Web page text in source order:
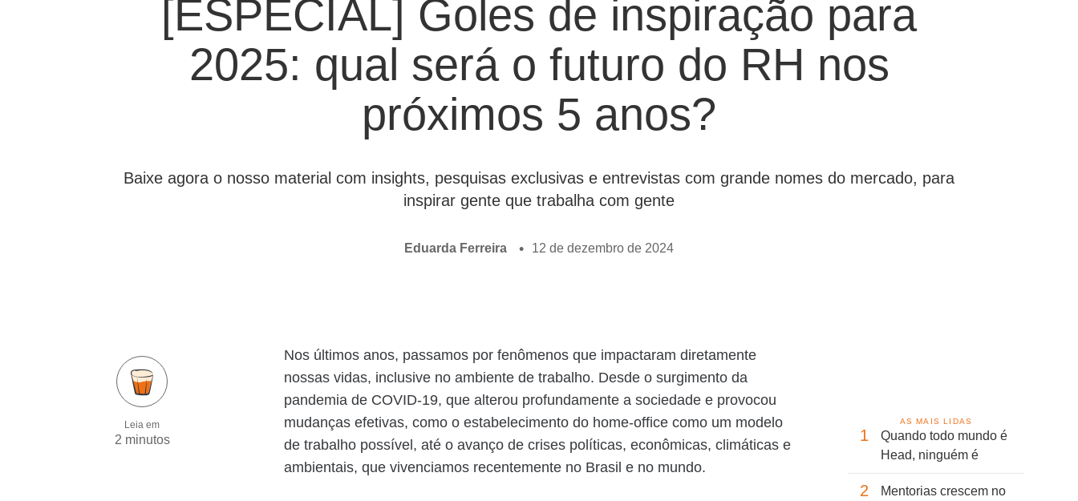
[ESPECIAL] Goles de inspiração para
2025: qual será o futuro do RH nos
próximos 5 anos?
Baixe agora o nosso material com insights, pesquisas exclusivas e entrevistas com grande nomes do mercado, para
inspirar gente que trabalha com gente
Eduarda Ferreira 12 de dezembro de 2024
Leia em
2 minutos
Nos últimos anos, passamos por fenômenos que impactaram diretamente
nossas vidas, inclusive no ambiente de trabalho. Desde o surgimento da
pandemia de COVID-19, que alterou profundamente a sociedade e provocou
mudanças efetivas, como o estabelecimento do home-office como um modelo
de trabalho possível, até o avanço de crises políticas, econômicas, climáticas e
ambientais, que vivenciamos recentemente no Brasil e no mundo.
AS MAIS LIDAS
1
Quando todo mundo é
Head, ninguém é
2
Mentorias crescem no